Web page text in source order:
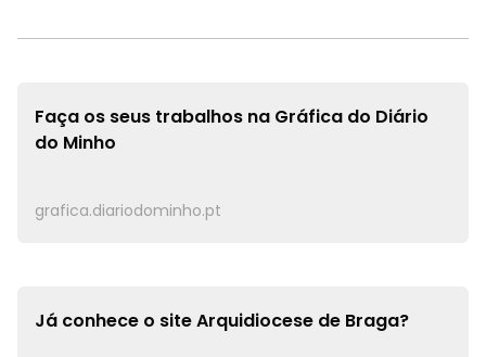
Faça os seus trabalhos na Gráfica do Diário
do Minho
grafica.diariodominho.pt
Já conhece o siteArquidiocese de Braga?